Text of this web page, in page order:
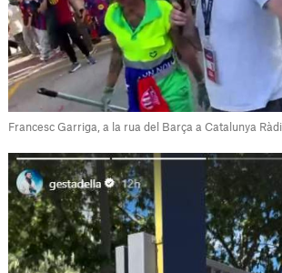
Francesc Garriga, a la rua del Barça a Catalunya